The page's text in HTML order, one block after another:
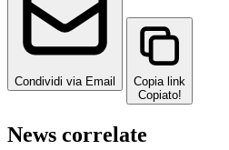
Condividi via Email
Copia link
Copiato!
News correlate